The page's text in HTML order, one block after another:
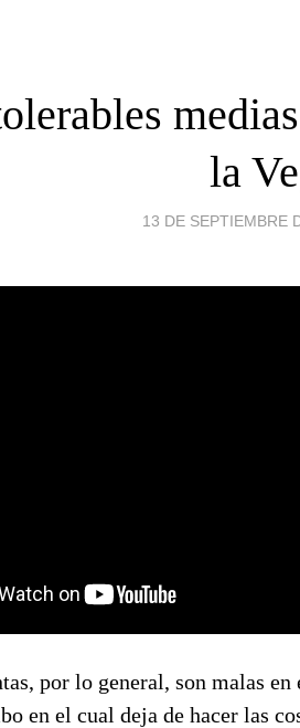
la
13 DE SEPTIEMBRE
por lo general, son malas en
en el cual deja de hacer las